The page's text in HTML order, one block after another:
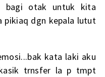
bagi otak untuk kita
pikiaq dgn kepala lutut
kata laki aku
trnsfer la p tmpt